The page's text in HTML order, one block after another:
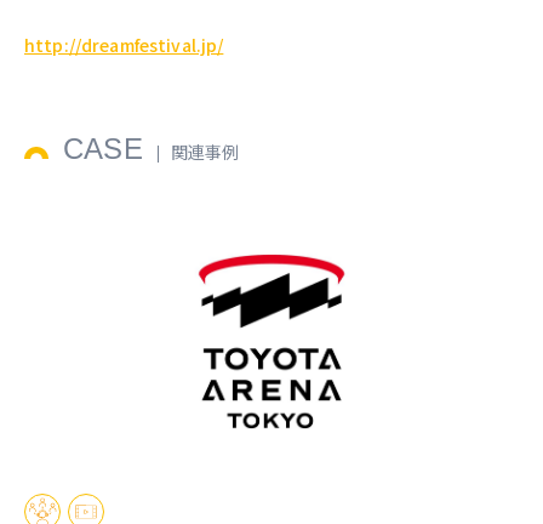
http://dreamfestival.jp/
CASE 関連事例